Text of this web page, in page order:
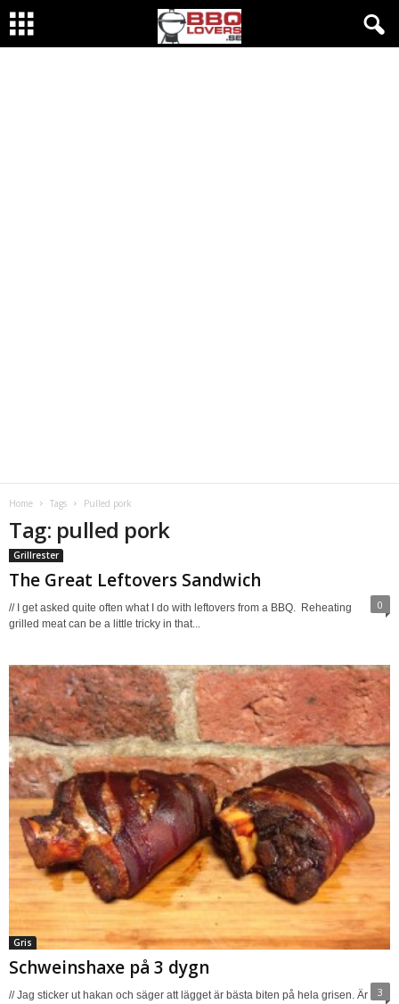
Home Tags Pulled pork
Tag: pulled pork
Grillrester
The Great Leftovers Sandwich
0
// I get asked quite often what I do with leftovers from a BBQ. Reheating
grilled meat can be a little tricky in that...
Gris
Schweinshaxe på 3 dygn
3
// Jag sticker ut hakan och säger att lägget är bästa biten på hela grisen. Är